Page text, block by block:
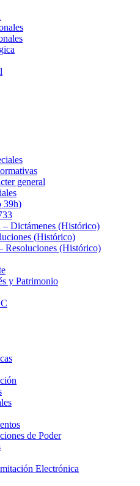
general
39h)
Dictámenes (Histórico)
(Histórico)
Resoluciones (Histórico)
y Patrimonio
de Poder
Electrónica